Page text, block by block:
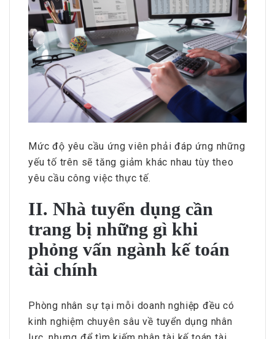
Mức độ yêu cầu ứng viên phải đáp ứng những
yếu tố trên sẽ tăng giảm khác nhau tùy theo
yêu cầu công việc thực tế.
II. Nhà tuyển dụng cần
trang bị những gì khi
phỏng vấn ngành kế toán
tài chính
Phòng nhân sự tại mỗi doanh nghiệp đều có
kinh nghiệm chuyên sâu về tuyển dụng nhân